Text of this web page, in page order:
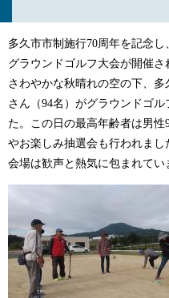
多久市市制施行70周年を記念
グラウンドゴルフ大会が開催さ
さわやかな秋晴れの空の下、
さん（94名）がグラウンドゴ
た。この日の最高年齢者は男
やお楽しみ抽選会も行われまし
会場は歓声と熱気に包まれてい